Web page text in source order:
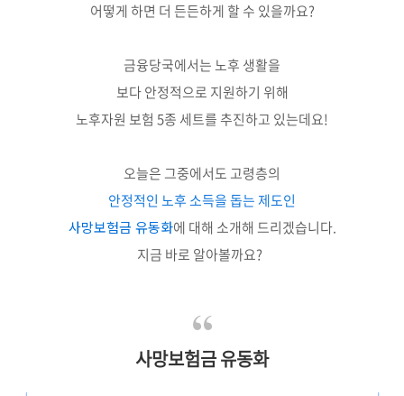
어떻게 하면 더 든든하게 할 수 있을까요?
금융당국에서는 노후 생활을
보다 안정적으로 지원하기 위해
노후자원 보험 5종 세트를 추진하고 있는데요!
오늘은 그중에서도 고령층의
안정적인 노후 소득을 돕는 제도인
사망보험금 유동화에 대해 소개해 드리겠습니다.
지금 바로 알아볼까요?
사망보험금 유동화